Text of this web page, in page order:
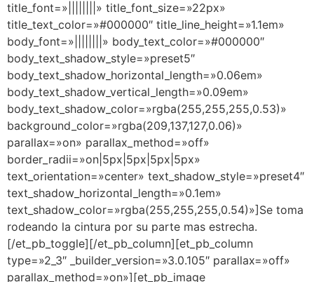
title_font=»||||||||» title_font_size=»22px»
title_text_color=»#000000″ title_line_height=»1.1em»
body_font=»||||||||» body_text_color=»#000000″
body_text_shadow_style=»preset5″
body_text_shadow_horizontal_length=»0.06em»
body_text_shadow_vertical_length=»0.09em»
body_text_shadow_color=»rgba(255,255,255,0.53)»
background_color=»rgba(209,137,127,0.06)»
parallax=»on» parallax_method=»off»
border_radii=»on|5px|5px|5px|5px»
text_orientation=»center» text_shadow_style=»preset4″
text_shadow_horizontal_length=»0.1em»
text_shadow_color=»rgba(255,255,255,0.54)»]Se toma
rodeando la cintura por su parte mas estrecha.
[/et_pb_toggle][/et_pb_column][et_pb_column
type=»2_3″ _builder_version=»3.0.105″ parallax=»off»
parallax_method=»on»][et_pb_image